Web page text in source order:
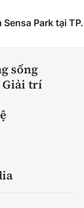
Park tại
sống
Giải trí